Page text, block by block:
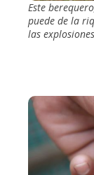
Este
puede de la
las